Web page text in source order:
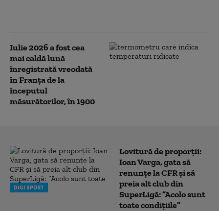
Iulie 2026 a fost cea
mai caldă lună
înregistrată vreodată
în Franța de la
începutul
măsurătorilor, în 1900
DIGI SPORT
Lovitură de proporții:
Ioan Varga, gata să
renunțe la CFR și să
preia alt club din
SuperLigă: ”Acolo sunt
toate condițiile”